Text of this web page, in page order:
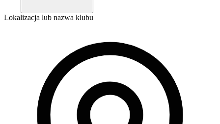
Lokalizacja lub nazwa klubu